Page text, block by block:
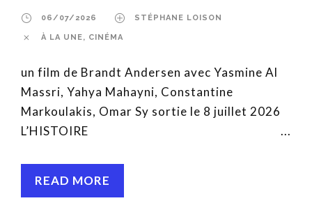
06/07/2026 STÉPHANE LOISON
À LA UNE, CINÉMA
un film de Brandt Andersen avec Yasmine Al
Massri, Yahya Mahayni, Constantine
Markoulakis, Omar Sy sortie le 8 juillet 2026
L’HISTOIRE ...
READ MORE